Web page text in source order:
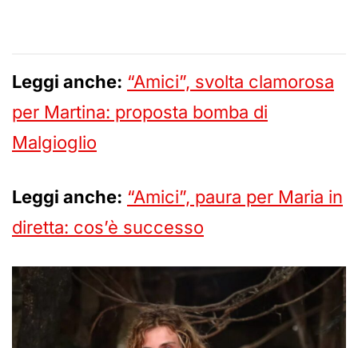
Leggi anche: “Amici”, svolta clamorosa
per Martina: proposta bomba di
Malgioglio
Leggi anche: “Amici”, paura per Maria in
diretta: cos’è successo